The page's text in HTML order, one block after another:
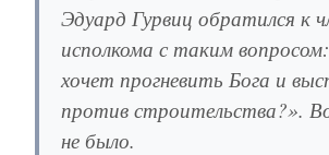
Эдуард Гурвиц обратился к
исполкома с таким
хочет прогневить Бога и
против строительства?».
не было.